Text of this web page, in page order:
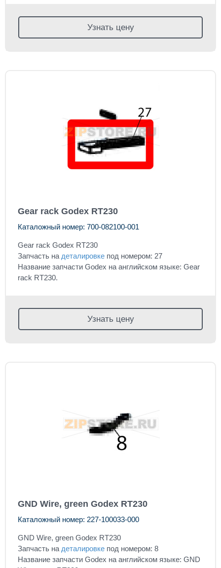
Узнать цену
Gear rack Godex RT230
Каталожный номер: 700-082100-001
Gear rack Godex RT230
Запчасть на деталировке под номером: 27
Название запчасти Godex на английском языке: Gear
rack RT230.
Узнать цену
GND Wire, green Godex RT230
Каталожный номер: 227-100033-000
GND Wire, green Godex RT230
Запчасть на деталировке под номером: 8
Название запчасти Godex на английском языке: GND